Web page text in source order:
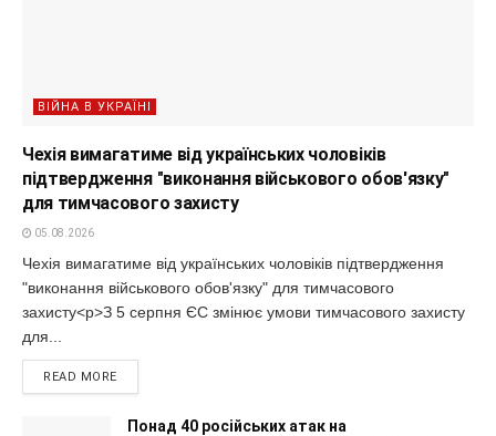
ВІЙНА В УКРАЇНІ
Чехія вимагатиме від українських чоловіків
підтвердження "виконання військового обов'язку"
для тимчасового захисту
05.08.2026
Чехія вимагатиме від українських чоловіків підтвердження
"виконання військового обов'язку" для тимчасового
захисту<p>З 5 серпня ЄС змінює умови тимчасового захисту
для...
READ MORE
Понад 40 російських атак на